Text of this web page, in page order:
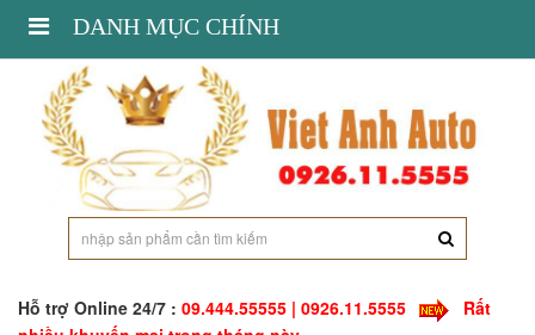
Hỗ trợ Online 24/7 : 09.444.55555 | 0926.11.5555
Rất
Toggle
DANH MỤC CHÍNH